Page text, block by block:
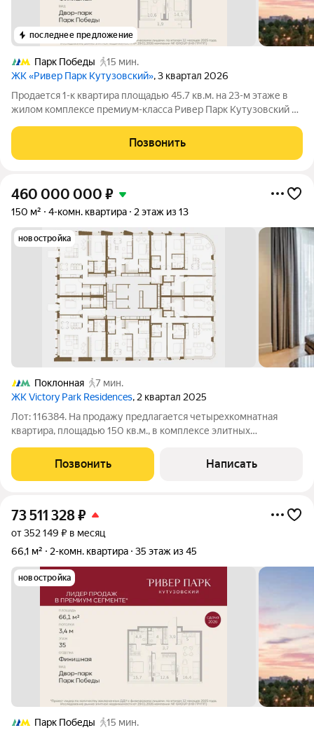
последнее предложение
Парк Победы
15 мин.
ЖК «Ривер Парк Кутузовский», 3 квартал 2026
Продается 1-к квартира площадью 45.7 кв.м. на 23-м этаже в
жилом комплексе премиум-класса Ривер Парк Кутузовский в
Кутузовский строится в одном из самых престижных районов
столицы Дорогомилово, на
Позвонить
460 000 000 ₽
150 м² 4-комн. квартира 2 этаж из 13
новостройка
Поклонная
7 мин.
ЖК Victory Park Residences, 2 квартал 2025
Лот: 116384. На продажу предлагается четырехкомнатная
квартира, площадью 150 кв.м., в комплексе элитных
гостиная, три спальни, одна из которых со своим санузлом и
гардеробной, спальня с
Позвонить Написать
73 511 328₽
от 352 149 ₽ в месяц
66,1 м²
2-комн. квартира 35 этаж из 45
новостройка
Парк Победы
15 мин.